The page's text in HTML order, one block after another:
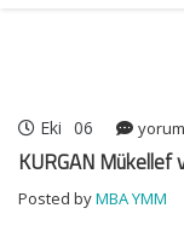
Eki 06
Meslek
KURGAN Mükellef
Posted byMBA YMM